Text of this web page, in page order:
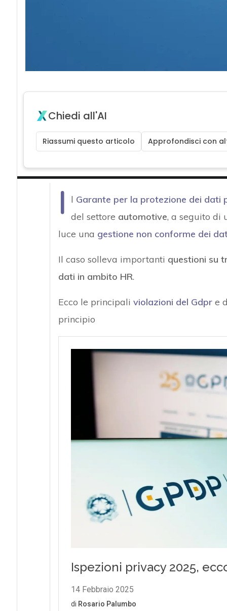
Chiedi all'AI
Riassumi questo articolo Approfondisci con
I l Garante per la protezione dei dati
del settore automotive, a seguito di
luce una gestione non conforme dei
Il caso solleva importanti questioni su
dati in ambito HR.
Ecco le principali violazioni del Gdpre
principio